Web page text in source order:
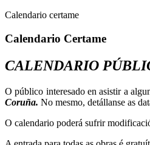
Calendario certame
Calendario Certame
CALENDARIO
O público interesado en asistir a
Coruña. No mesmo, detállanse as
O calendario poderá sufrir